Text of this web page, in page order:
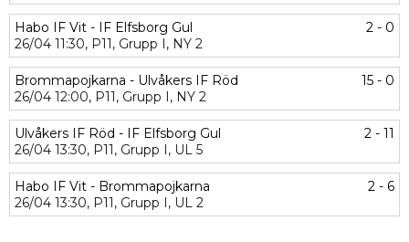
Habo IF Vit - IF Elfsborg Gul
2 - 0
26/04 11:30, P11, Grupp I, NY 2
Brommapojkarna - Ulvåkers IF Röd
15 - 0
26/04 12:00, P11, Grupp I, NY 2
Ulvåkers IF Röd - IF Elfsborg Gul
2 - 11
26/04 13:30, P11, Grupp I, UL 5
Habo IF Vit - Brommapojkarna
2 - 6
26/04 13:30, P11, Grupp I, UL 2